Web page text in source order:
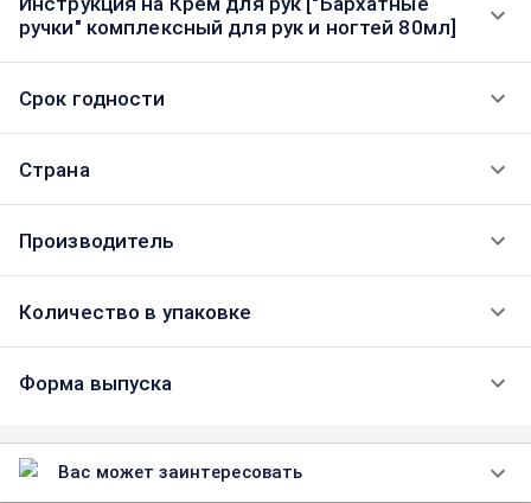
ручки" комплексный для рук и ногтей 80мл]
Срок годности
Страна
Производитель
Количество в упаковке
Форма выпуска
Вас может заинтересовать